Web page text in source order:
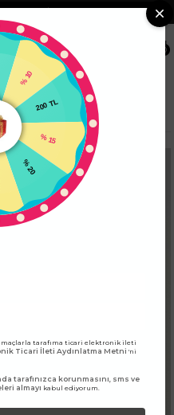
❯
0
Salaş Elbise Camel
100 TL
% 10
% 15
% 20
tarafıma ticari elektronik ileti
Ticari İleti Aydınlatma Metni 'ni
tarafınızca korunmasını, sms ve
almayı kabul ediyorum.